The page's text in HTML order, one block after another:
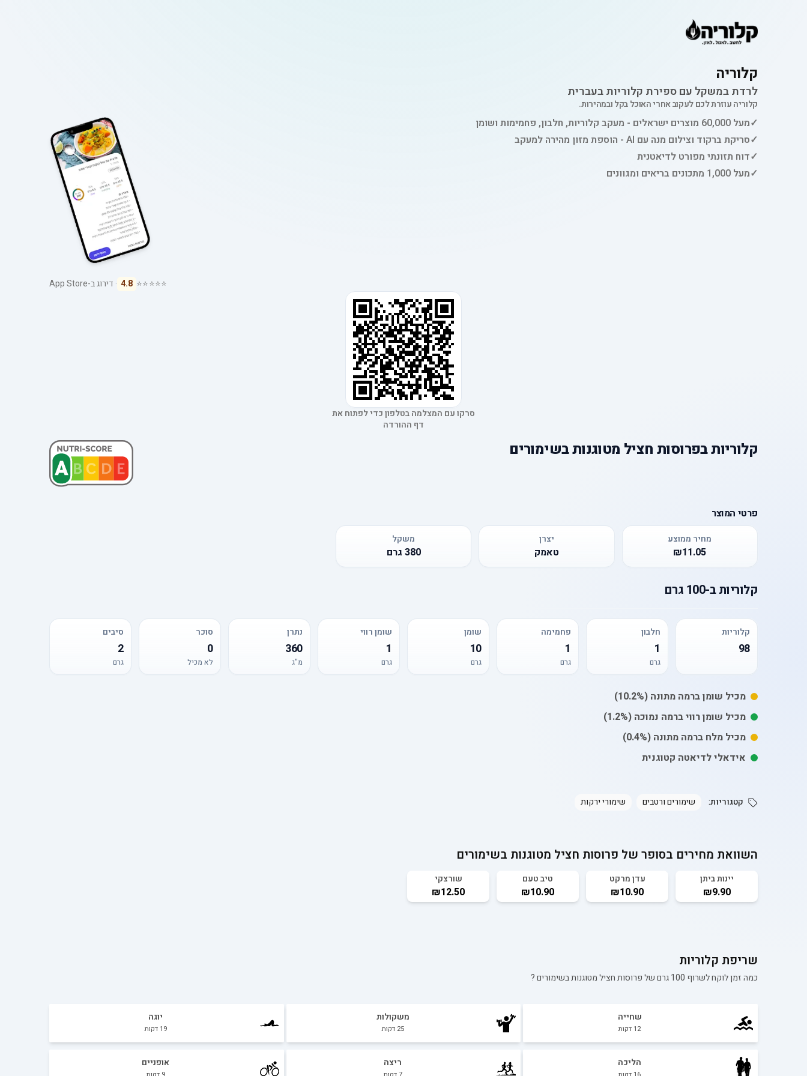
קלוריה
לרדת במשקל עם ספירת קלוריות בעברית
קלוריה עוזרת לכם לעקוב אחרי האוכל בקל ובמהירות.
✓מעל 60,000 מוצרים ישראלים - מעקב קלוריות, חלבון, פחמימות ושומן
✓סריקת ברקוד וצילום מנה עם AI - הוספת מזון מהירה למעקב
✓דוח תזונתי מפורט לדיאטנית
✓מעל 1,000 מתכונים בריאים ומגוונים
⭐⭐⭐⭐⭐
4.8 · דירוג ב-App Store
סרקו עם המצלמה בטלפון כדי לפתוח את
דף ההורדה
קלוריותבפרוסות חציל מטוגנות בשימורים
פרטי המוצר
מחיר ממוצע
₪11.05
יצרן
טאמק
משקל
380 גרם
קלוריותב-100 גרם
קלוריות
98
חלבון
1
גרם
פחמימה
1
גרם
שומן
10
גרם
שומן רווי
1
גרם
נתרן
360
מ"ג
סוכר
0
לא מכיל
סיבים
2
גרם
מכיל שומןברמה מתונה (10.2%)
מכיל שומן רוויברמה נמוכה (1.2%)
מכיל מלח ברמה מתונה (0.4%)
אידאלי לדיאטה קטוגנית
קטגוריות: שימורים ורטבים שימורי ירקות
השוואת מחירים בסופר של פרוסות חציל מטוגנות בשימורים
יינות ביתן
₪9.90
עדן מרקט
₪10.90
טיב טעם
₪10.90
שורצקי
₪12.50
שריפת קלוריות
כמה זמן לוקח לשרוף 100 גרם של פרוסות חציל מטוגנות בשימורים?
שחייה
12 דקות
משקולות
25 דקות
יוגה
19 דקות
הליכה ריצה אופניים